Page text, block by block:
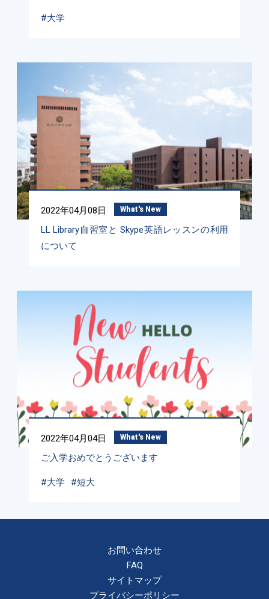
#大学
2022年04月08日 What's New
LL Library自習室と Skype英語レッスンの利用
について
2022年04月04日 What's New
ご入学おめでとうございます
#大学 #短大
お問い合わせ
FAQ
サイトマップ
プライバシーポリシー